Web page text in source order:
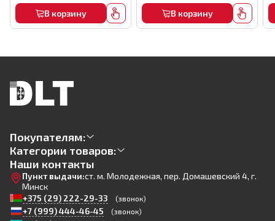
В корзину В корзину
Покупателям:
Категории товаров:
Наши контакты
Пункт выдачи:ст. м. Молодежная, пер. Домашевский 4, г.
Минск
+375 (29) 222-29-33
(звонок)
+7 (999) 444-46-45 (звонок)